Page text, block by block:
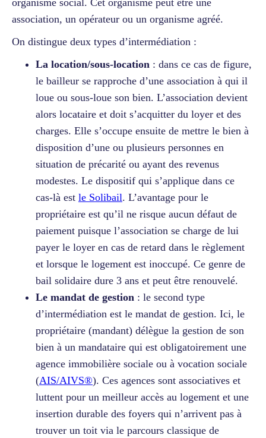
association, un opérateur ou un organisme agréé.
On distingue deux types d’intermédiation :
La location/sous-location : dans ce cas de figure,
le bailleur se rapproche d’une association à qui il
loue ou sous-loue son bien. L’association devient
alors locataire et doit s’acquitter du loyer et des
charges. Elle s’occupe ensuite de mettre le bien à
disposition d’une ou plusieurs personnes en
situation de précarité ou ayant des revenus
modestes. Le dispositif qui s’applique dans ce
cas-là est le Solibail. L’avantage pour le
propriétaire est qu’il ne risque aucun défaut de
paiement puisque l’association se charge de lui
payer le loyer en cas de retard dans le règlement
et lorsque le logement est inoccupé. Ce genre de
bail solidaire dure 3 ans et peut être renouvelé.
Le mandat de gestion : le second type
d’intermédiation est le mandat de gestion. Ici, le
propriétaire (mandant) délègue la gestion de son
bien à un mandataire qui est obligatoirement une
agence immobilière sociale ou à vocation sociale
(AIS/AIVS®). Ces agences sont associatives et
luttent pour un meilleur accès au logement et une
insertion durable des foyers qui n’arrivent pas à
trouver un toit via le parcours classique de